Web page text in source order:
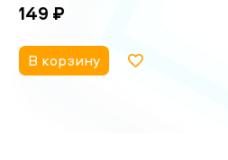
149 ₽
В корзину